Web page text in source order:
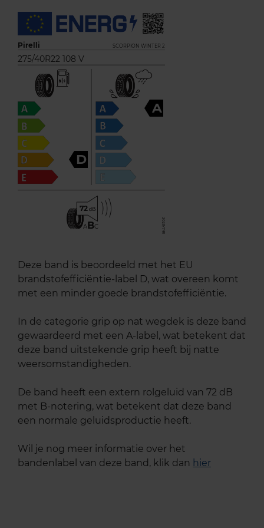
Pirelli SCORPION WINTER 2
275/40R22 108 V
D
A
72
ABC
Deze band is beoordeeld met het EU
brandstofefficiëntie-label D, wat overeen komt
met een minder goede brandstofefficiëntie.
In de categorie grip op nat wegdek is deze band
gewaardeerd met een A-label, wat betekent dat
deze band uitstekende grip heeft bij natte
weersomstandigheden.
De band heeft een extern rolgeluid van 72 dB
met B-notering, wat betekent dat deze band
een normale geluidsproductie heeft.
Wil je nog meer informatie over het
bandenlabel van deze band, klik dan hier